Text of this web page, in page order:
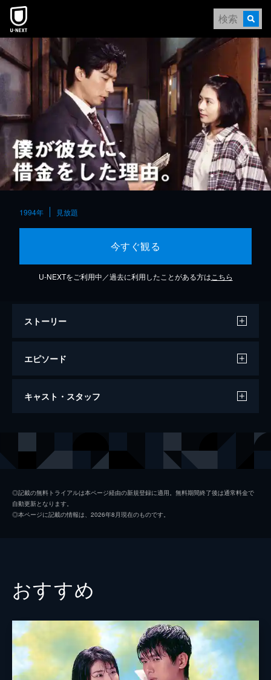
本文へスキップ
1994年 見放題
今すぐ観る
U-NEXTをご利用中／過去に利用したことがある方は こちら
ストーリー
エピソード
#1 地獄の入口
稼いでいた｡ある日偶然､隣に住む山野辺邦彦
邦彦(真田広之)の妻･通子(斉藤慶子)が家出し
てから2日が経った｡通子の借金が発覚してま
すます追い詰められた邦彦は､またもゆき(小
は､借金返済のためアルバイトを探し始めた｡
ゆき(小泉今日子)は､金策に苦慮する邦彦に金
46分
#4 取り立て屋入門
ゆき(小泉今日子)の会社が発足し､邦彦(真田
広之)の金貸しとしての特訓が始まった｡しか
キャスト・スタッフ
小泉今日子
遠山俊也
青木和代
中島ひろ子
◎記載の無料トライアルは本ページ経由の新規登録に適用。無料期間終了後は通常料金で
自動更新となります。
◎本ページに記載の情報は、2026年8月現在のものです。
おすすめ